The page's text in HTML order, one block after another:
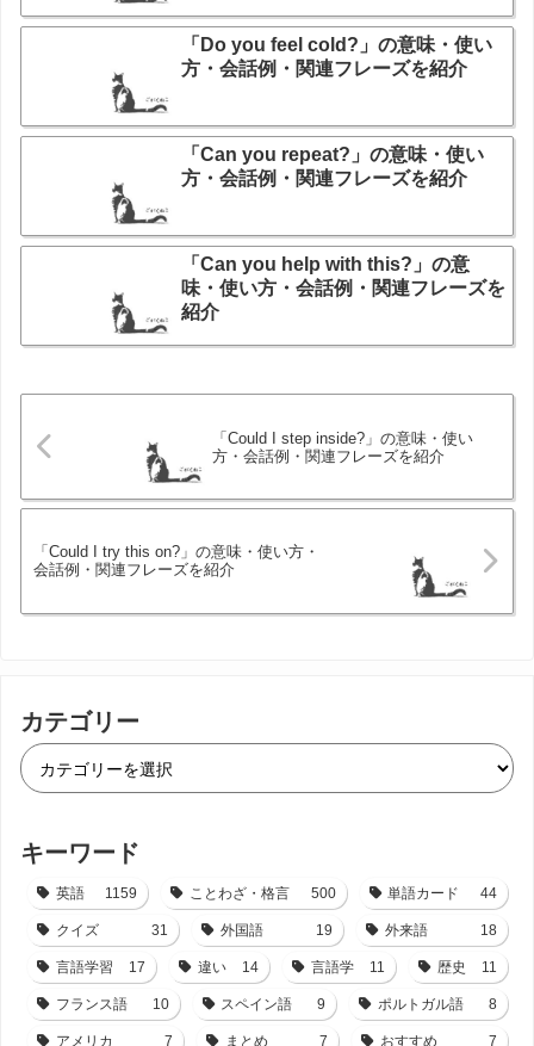
「Do you feel cold?」の意味・使い
方・会話例・関連フレーズを紹介
「Can you repeat?」の意味・使い
方・会話例・関連フレーズを紹介
「Can you help with this?」の意
味・使い方・会話例・関連フレーズを
紹介
「Could I step inside?」の意味・使い
方・会話例・関連フレーズを紹介
「Could I try this on?」の意味・使い方・
会話例・関連フレーズを紹介
カテゴリー
キーワード
英語 1159 ことわざ・格言 500 単語カード 44
クイズ 31 外国語 19 外来語 18
言語学習 17 違い 14 言語学 11 歴史 11
フランス語 10 スペイン語 9 ポルトガル語 8
アメリカ 7 まとめ 7 おすすめ 7